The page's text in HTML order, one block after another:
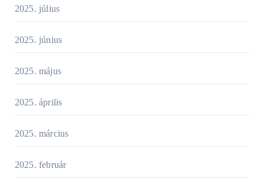
2025. július
2025. június
2025. május
2025. április
2025. március
2025. február